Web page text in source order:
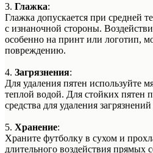
3. Глажка:
Глажка допускается при средней
с изнаночной стороны.
особенно на принт или логотип,
повреждению.
4. Загрязнения:
Для удаления пятен используйте
теплой водой. Для стойких пятен
средства для удаления
5. Хранение:
Храните футболку в сухом и
длительного воздействия